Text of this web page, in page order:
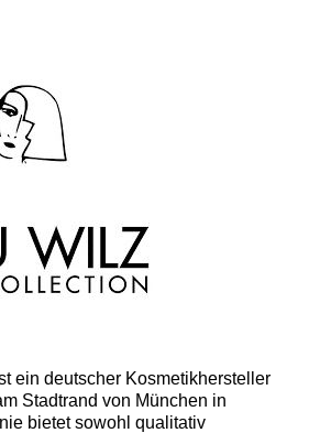
ein deutscher Kosmetikhersteller
Stadtrand von München in
bietet sowohl qualitativ